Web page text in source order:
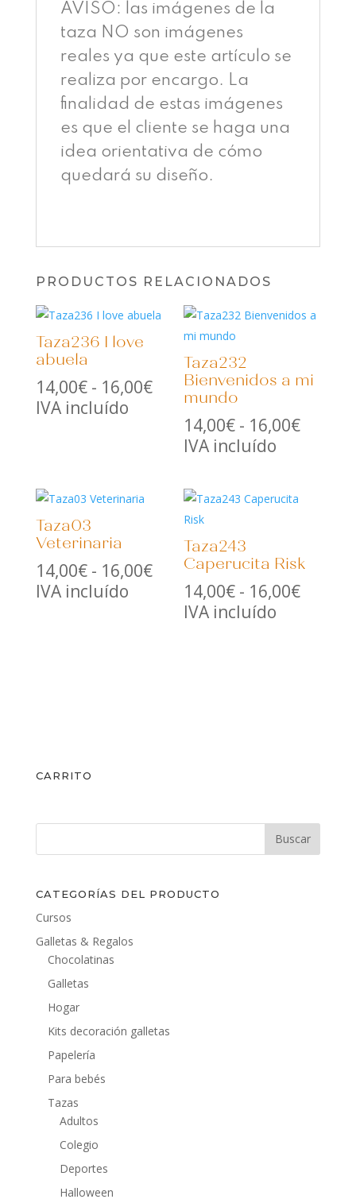
AVISO: las imágenes de la
taza NO son imágenes
reales ya que este artículo se
realiza por encargo. La
finalidad de estas imágenes
es que el cliente se haga una
idea orientativa de cómo
quedará su diseño.
PRODUCTOS RELACIONADOS
Taza236 I love
abuela
14,00€ - 16,00€Rango
precios:
desde
hasta
16,00€
IVA incluído
Taza232
Bienvenidos a mi
mundo
14,00€ - 16,00€Rango
IVA incluído
Taza03
Veterinaria
14,00€ - 16,00€Rango
precios:
IVA incluído
Taza243
Caperucita Risk
14,00€ - 16,00€Rango
IVA incluído
CARRITO
CATEGORÍAS DEL PRODUCTO
Cursos
Galletas & Regalos
Chocolatinas
Galletas
Hogar
Kits decoración galletas
Papelería
Para bebés
Tazas
Adultos
Colegio
Deportes
Halloween